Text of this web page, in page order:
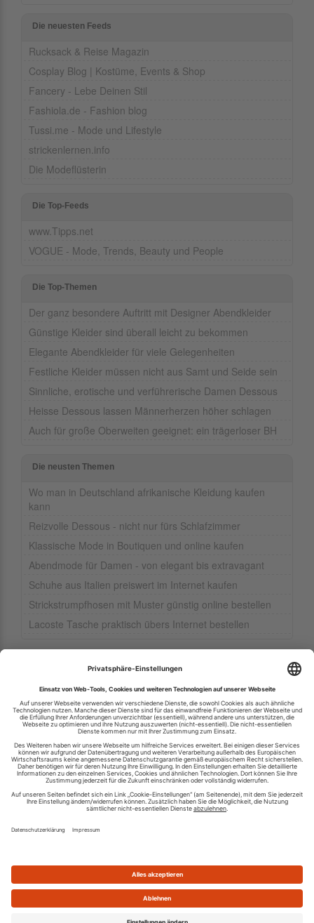
Die neuesten Feeds
Rucksack & Reise Magazin
Cosplay Blog | Kostüme, Events & Shop
Fancery - Lebe Deinen Stil
Fashiola.de - Fashion blog
Tussi.me - Mode und Lifestyle
strickenlernen.info
Die Modeflüsterin
Die Top-Feeds
www.Tipps.net
VOGUE - Mode, Trends, Beauty und People
Die Top-Themen
Der ganz besondere Auftritt mit Designer Abendkleider
Günstige Kleider sind überall leicht zu bekommen
Elegante Abendkleider für viele Gelegenheiten
Festliche Kleider müssen nicht aus Samt und Seide sein
Sinnliche, erotische und verführerische Damen Dessous
Heisse Dessous lassen Männerherzen höher schlagen
Auch für große Oberweiten geeignet: ein trägerloser BH
Die neusten Themen
Wo man in Deutschland afrikanische Kleidung kaufen
kann
Reizvolle Dessous - nicht nur fürs Schlafzimmer
Klassische Mode in Boutiquen und online kaufen
Abendmode für Damen - von elegant bis extravagant
Schuhe aus Italien preiswert im Internet kaufen
Strickstrumpfhosen mit Muster günstig online bestellen
Lacoste Tasche praktisch übers Internet bestellen
Ihren RSS-Feed veröffentlichen
RSS-Verzeichnis.de © 2003-2026
Impressum
Kontakt
Datenschutzinformation
Cookie-Einstellungen
Was ist ein RSS Feed?
Die besten RSS Reader